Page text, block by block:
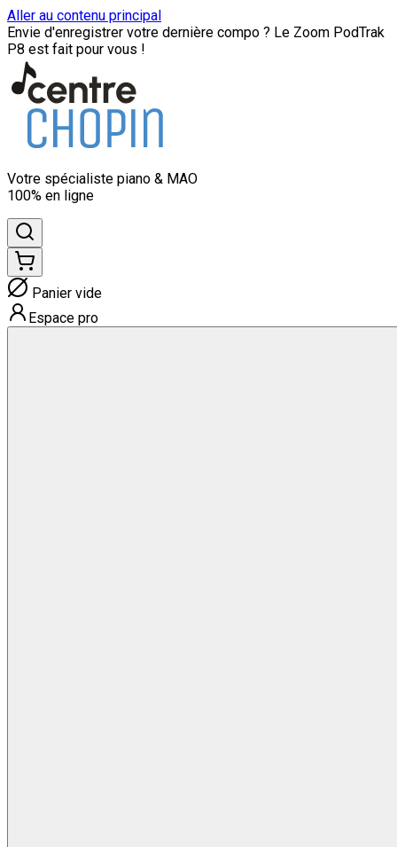
Aller au contenu principal
Envie d'enregistrer votre dernière compo ? Le Zoom PodTrak
P8 est fait pour vous !
Votre spécialiste piano & MAO
100% en ligne
Panier vide
Espace pro